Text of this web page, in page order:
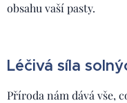
obsahu vaší pasty.
Léčivá síla
Příroda nám dává vše,